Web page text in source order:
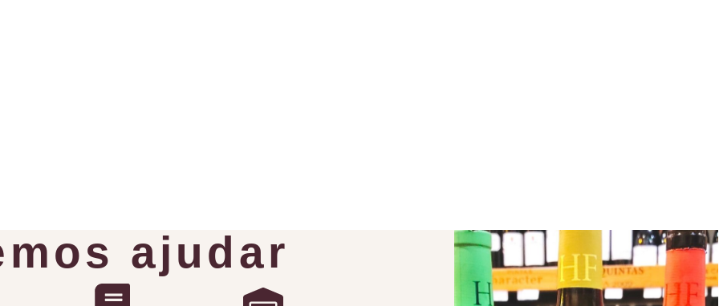
ajudar